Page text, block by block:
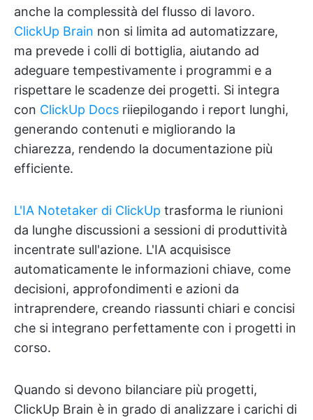
anche la complessità del flusso di lavoro.
ClickUp Brain non si limita ad automatizzare,
ma prevede i colli di bottiglia, aiutando ad
adeguare tempestivamente i programmi e a
rispettare le scadenze dei progetti. Si integra
con ClickUp Docs riiepilogando i report lunghi,
generando contenuti e migliorando la
chiarezza, rendendo la documentazione più
efficiente.
L'IA Notetaker di ClickUp trasforma le riunioni
da lunghe discussioni a sessioni di produttività
incentrate sull'azione. L'IA acquisisce
automaticamente le informazioni chiave, come
decisioni, approfondimenti e azioni da
intraprendere, creando riassunti chiari e concisi
che si integrano perfettamente con i progetti in
corso.
Quando si devono bilanciare più progetti,
ClickUp Brain è in grado di analizzare i carichi di